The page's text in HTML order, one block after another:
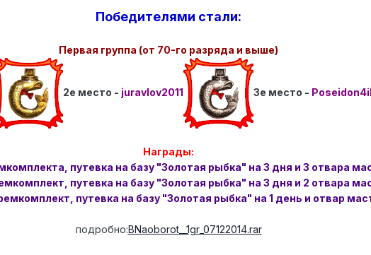
Победителями стали:
Первая группа (от 70-го разряда и выше)
2е место - juravlov2011 3е место -
Награды:
путевка на базу "Золотая рыбка" на 3 дня и 3 отвара
путевка на базу "Золотая рыбка" на 3 дня и 2 отвара
путевка на базу "Золотая рыбка" на 1 день и отвар
подробно:BNaoborot__1gr_07122014.rar